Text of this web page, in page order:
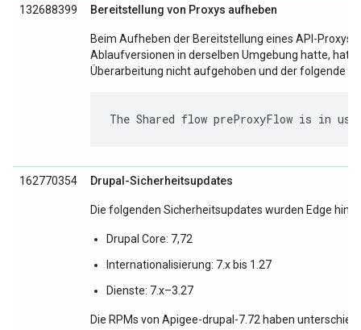
132688399 Bereitstellung von Proxys aufheben
Beim Aufheben der Bereitstellung eines API-
Ablaufversionen in derselben Umgebung hatte, hat
Überarbeitung nicht aufgehoben und der folgende
The Shared flow preProxyFlow is in use
162770354 Drupal-Sicherheitsupdates
Die folgenden Sicherheitsupdates wurden Edge
Drupal Core: 7,72
Internationalisierung: 7.x bis 1.27
Dienste: 7.x–3.27
Die RPMs von Apigee-drupal-7.72 haben